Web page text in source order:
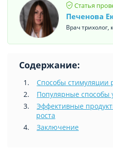
Статья
Печенова
Врач трихолог,
Содержание:
Способы стимуляции
Популярные способы
Эффективные
роста
Заключение